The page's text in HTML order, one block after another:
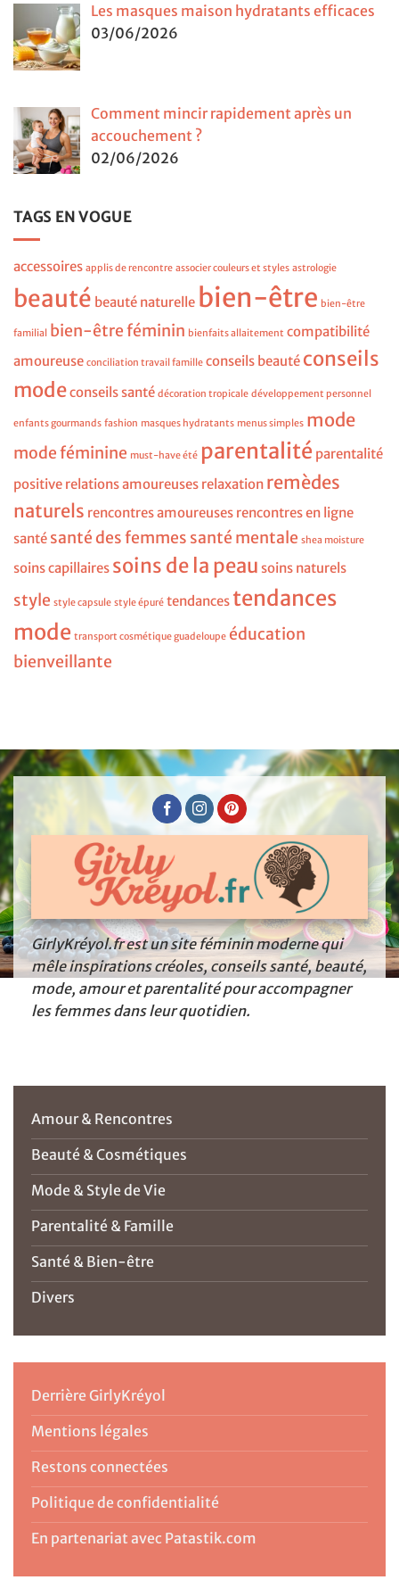
Les masques maison hydratants efficaces
03/06/2026
Comment mincir rapidement après un
accouchement ?
02/06/2026
TAGS EN VOGUE
accessoires applis de rencontre associer couleurs et styles astrologie
beauté beauté naturelle bien-être bien-être
familial bien-être féminin bienfaits allaitement compatibilité
amoureuse conciliation travail famille conseils beauté conseils
modeconseils santé décoration tropicale développement personnel
enfants gourmands fashion masques hydratants menus simples mode
mode féminine must-have été parentalité parentalité
positive relations amoureuses relaxation remèdes
naturels rencontres amoureuses rencontres en ligne
santé santé des femmes santé mentale shea moisture
soins capillaires soins de la peau soins naturels
style style capsule style épuré tendances tendances
mode transport cosmétique guadeloupe éducation
bienveillante
GirlyKréyol.fr est un site féminin moderne qui
mêle inspirations créoles, conseils santé, beauté,
mode, amour et parentalité pour accompagner
les femmes dans leur quotidien.
Amour & Rencontres
Beauté & Cosmétiques
Mode & Style de Vie
Parentalité & Famille
Santé & Bien-être
Divers
Derrière GirlyKréyol
Mentions légales
Restons connectées
Politique de confidentialité
En partenariat avec Patastik.com